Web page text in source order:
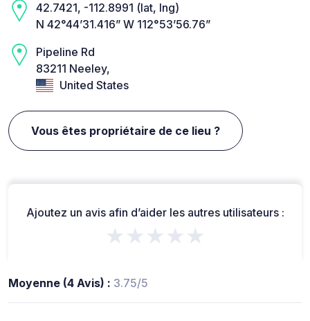
42.7421, -112.8991 (lat, lng)
N 42°44’31.416” W 112°53’56.76”
Pipeline Rd
83211 Neeley,
United States
Vous êtes propriétaire de ce lieu ?
Ajoutez un avis afin d’aider les autres utilisateurs :
★★★★★
Moyenne (4 Avis) : 3.75/5